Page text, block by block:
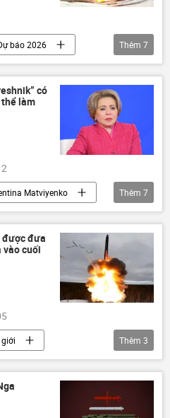
báo 2026
Nga
trang Nga
Thêm 7
có
làm
Matviyenko
Quân sự
Thêm 7
được đưa
vào cuối
Vladimir Putin
Thêm 3